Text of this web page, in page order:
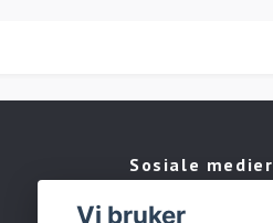
Sosiale medier
Facebook
Vi bruker